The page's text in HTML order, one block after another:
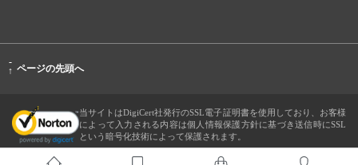
-
↑ ページの先頭へ
当サイトはDigiCert社発行のSSL電子証明書を使用しており、お客様
によって入力される内容は個人情報保護方針に基づき送信時にSSL
という暗号化技術によって保護されます。